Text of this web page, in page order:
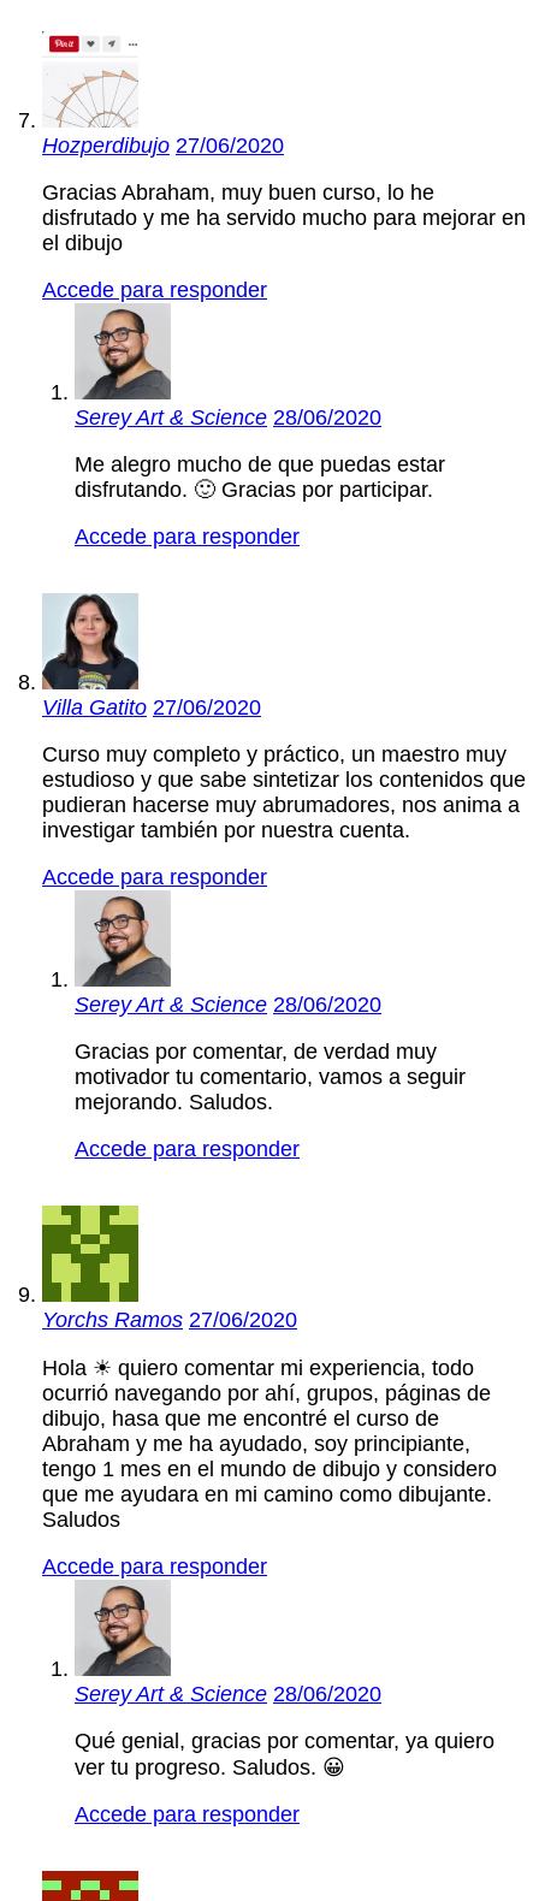
Hozperdibujo 27/06/2020
Gracias Abraham, muy buen curso, lo he
disfrutado y me ha servido mucho para mejorar en
el dibujo
Accede para responder
Serey Art & Science 28/06/2020
Me alegro mucho de que puedas estar
disfrutando. 🙂 Gracias por participar.
Accede para responder
Villa Gatito 27/06/2020
Curso muy completo y práctico, un maestro muy
estudioso y que sabe sintetizar los contenidos que
pudieran hacerse muy abrumadores, nos anima a
investigar también por nuestra cuenta.
Accede para responder
Serey Art & Science 28/06/2020
Gracias por comentar, de verdad muy
motivador tu comentario, vamos a seguir
mejorando. Saludos.
Accede para responder
Yorchs Ramos 27/06/2020
Hola ☀ quiero comentar mi experiencia, todo
ocurrió navegando por ahí, grupos, páginas de
dibujo, hasa que me encontré el curso de
Abraham y me ha ayudado, soy principiante,
tengo 1 mes en el mundo de dibujo y considero
que me ayudara en mi camino como dibujante.
Saludos
Accede para responder
Serey Art & Science 28/06/2020
Qué genial, gracias por comentar, ya quiero
ver tu progreso. Saludos. 😀
Accede para responder